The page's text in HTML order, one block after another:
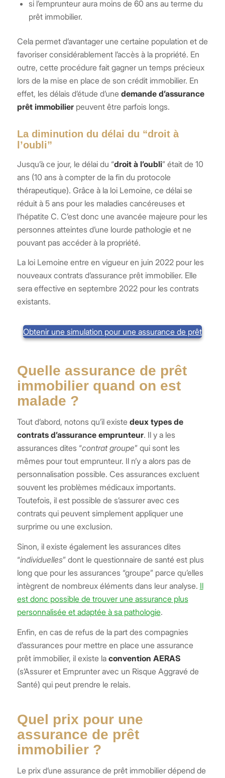
si l’emprunteur aura moins de 60 ans au terme du
prêt immobilier.
Cela permet d’avantager une certaine population et de
favoriser considérablement l’accès à la propriété. En
outre, cette procédure fait gagner un temps précieux
lors de la mise en place de son crédit immobilier. En
effet, les délais d’étude d’une demande d’assurance
prêt immobilierpeuvent être parfois longs.
La diminution du délai du “droit à
l’oubli”
Jusqu’à ce jour, le délai du “droit à l’oubli” était de 10
ans (10 ans à compter de la fin du protocole
thérapeutique). Grâce à la loi Lemoine, ce délai se
réduit à 5 ans pour les maladies cancéreuses et
l’hépatite C. C’est donc une avancée majeure pour les
personnes atteintes d’une lourde pathologie et ne
pouvant pas accéder à la propriété.
La loi Lemoine entre en vigueur en juin 2022 pour les
nouveaux contrats d’assurance prêt immobilier. Elle
sera effective en septembre 2022 pour les contrats
existants.
Obtenir une simulation pour une assurance de prêt
Quelle assurance de prêt
immobilier quand on est
malade ?
Tout d’abord, notons qu’il existe deux types de
contrats d’assurance emprunteur. Il y a les
assurances dites “contrat groupe” qui sont les
mêmes pour tout emprunteur. Il n’y a alors pas de
personnalisation possible. Ces assurances excluent
souvent les problèmes médicaux importants.
Toutefois, il est possible de s’assurer avec ces
contrats qui peuvent simplement appliquer une
surprime ou une exclusion.
Sinon, il existe également les assurances dites
“individuelles” dont le questionnaire de santé est plus
long que pour les assurances “groupe” parce qu’elles
intègrent de nombreux éléments dans leur analyse. Il
est donc possible de trouver une assurance plus
personnalisée et adaptée à sa pathologie.
Enfin, en cas de refus de la part des compagnies
d’assurances pour mettre en place une assurance
prêt immobilier, il existe la convention AERAS
(s’Assurer et Emprunter avec un Risque Aggravé de
Santé) qui peut prendre le relais.
Quel prix pour une
assurance de prêt
immobilier ?
Le prix d’une assurance de prêt immobilier dépend de